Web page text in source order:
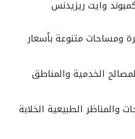
وايت ريزيدنس
ومساحات متنوعة بأسعار
الخدمية والمناطق
والمناظر الطبيعية الخلابة